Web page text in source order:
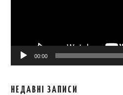
00:00
НЕДАВНІ ЗАПИСИ